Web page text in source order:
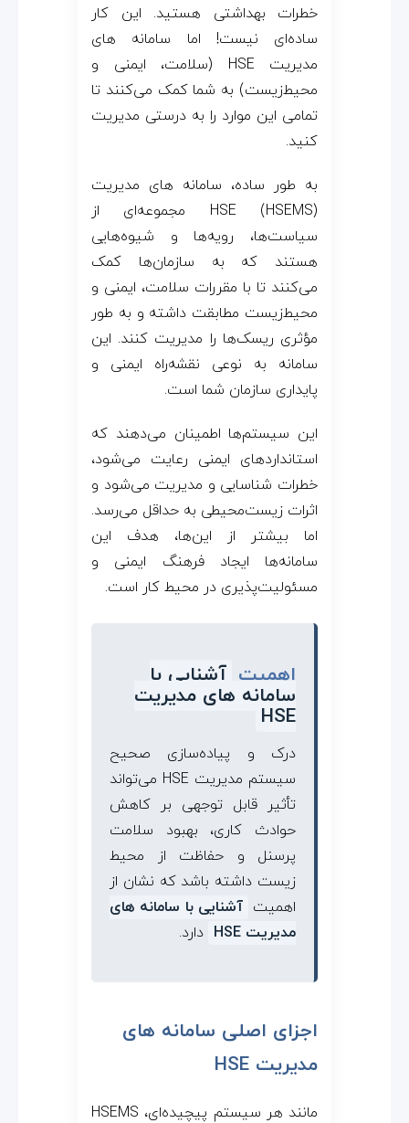
خطرات بهداشتی هستید. این کار
ساده‌ای نیست! اما سامانه های
مدیریت HSE (سلامت، ایمنی و
محیط‌زیست) به شما کمک می‌کنند تا
تمامی این موارد را به درستی مدیریت
کنید.
به طور ساده، سامانه های مدیریت
HSE (HSEMS) مجموعه‌ای از
سیاست‌ها، رویه‌ها و شیوه‌هایی
هستند که به سازمان‌ها کمک
می‌کنند تا با مقررات سلامت، ایمنی و
محیط‌زیست مطابقت داشته و به طور
مؤثری ریسک‌ها را مدیریت کنند. این
سامانه به نوعی نقشه‌راه ایمنی و
پایداری سازمان شما است.
این سیستم‌ها اطمینان می‌دهند که
استانداردهای ایمنی رعایت می‌شود،
خطرات شناسایی و مدیریت می‌شود و
اثرات زیست‌محیطی به حداقل می‌رسد.
اما بیشتر از این‌ها، هدف این
سامانه‌ها ایجاد فرهنگ ایمنی و
مسئولیت‌پذیری در محیط کار است.
اهمیت آشنایی با
سامانه‌ های مدیریت
HSE
درک و پیاده‌سازی صحیح
سیستم مدیریت HSE می‌تواند
تأثیر قابل توجهی بر کاهش
حوادث کاری، بهبود سلامت
پرسنل و حفاظت از محیط
زیست داشته باشد که نشان از
اهمیت آشنایی با سامانه‌ های
مدیریت HSE
دارد.
اجزای اصلی سامانه های
مدیریت HSE
مانند هر سیستم پیچیده‌ای، HSEMS